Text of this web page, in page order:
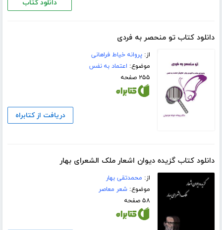
دانلود کتاب
دانلود کتاب تو منحصر به فردی
از:پروانه خیاط فراهانی
موضوع: اعتماد به نفس
۲۵۵ صفحه
دریافت از کتابراه
دانلود کتاب گزیده دیوان اشعار ملک الشعرای بهار
از: محمدتقی بهار
موضوع:شعر معاصر
۵۸ صفحه